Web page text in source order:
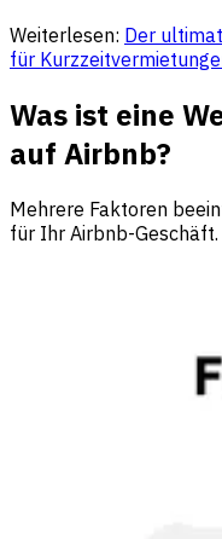
Weiterlesen: Der
für
Was ist eine
auf Airbnb?
Mehrere Faktoren
für Ihr Airbnb-Geschäft.